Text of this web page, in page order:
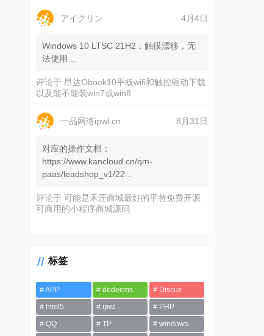
アイクリン 4月4日
Windows 10 LTSC 21H2，触摸漂移，无
法使用…
评论于昂达Obook10平板wifi和触控驱动下载
以及能不能装win7或win8
一品网络ipwl.cn 8月31日
对应的操作文档：
https://www.kancloud.cn/qm-
paas/leadshop_v1/22...
评论于可能是禾匠商城最好的平替免费开源
可商用的小程序商城源码
标签
APP dedecms
Discuz
html5
ipwl
PHP
QQ
TP
windows